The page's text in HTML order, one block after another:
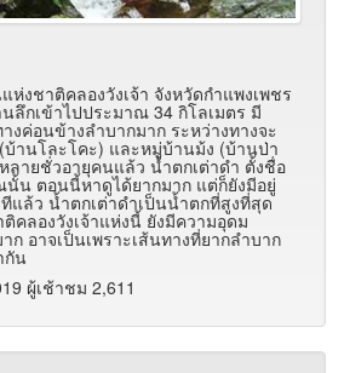
ห่งชาติคลองวังเจ้า จังหวัดกำแพงเพชร
ลึกเข้าไปประมาณ 34 กิโลเมตร มี
งค่อนข้างลำบากมาก ระหว่างทางจะ
บ้านโละโคะ) และหมู่บ้านม้ง (บ้านป่า
ลายชั่วอายุคนแล้ว น้ำตกเต่าดำ ตั้งชื่อ
นั้น ตอนนี้หาดูได้ยากมาก แต่ก็ยังมีอยู่
แล้ว น้ำตกเต่าดำเป็นน้ำตกที่สูงที่สุด
คลองวังเจ้าแห่งนี้ ยังมีความอุดม
อาจเป็นเพราะเส้นทางที่ยากลำบาก
กัน
ผู้เช้าชม 2,611